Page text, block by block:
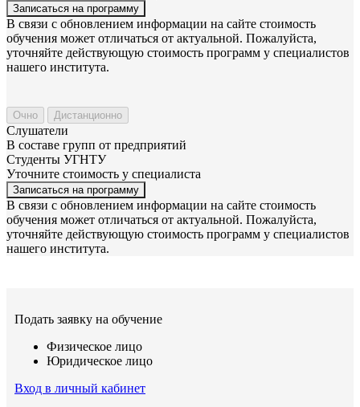
Записаться на программу
В связи с обновлением информации на сайте стоимость
обучения может отличаться от актуальной. Пожалуйста,
уточняйте действующую стоимость программ у специалистов
нашего института.
Очно Дистанционно
Слушатели
В составе групп от предприятий
Студенты УГНТУ
Уточните стоимость у специалиста
Записаться на программу
В связи с обновлением информации на сайте стоимость
обучения может отличаться от актуальной. Пожалуйста,
уточняйте действующую стоимость программ у специалистов
нашего института.
Подать заявку на обучение
Физическое лицо
Юридическое лицо
Вход в личный кабинет